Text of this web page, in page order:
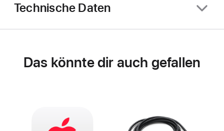
Technische Daten
Das könnte dir auch gefallen